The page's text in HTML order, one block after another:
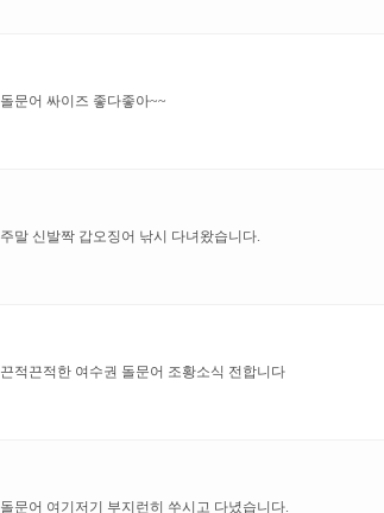
돌문어 싸이즈 좋다좋아~~
주말 신발짝 갑오징어 낚시 다녀왔습니다.
끈적끈적한 여수권 돌문어 조황소식 전합니다
돌문어 여기저기 부지런히 쑤시고 다녔습니다.